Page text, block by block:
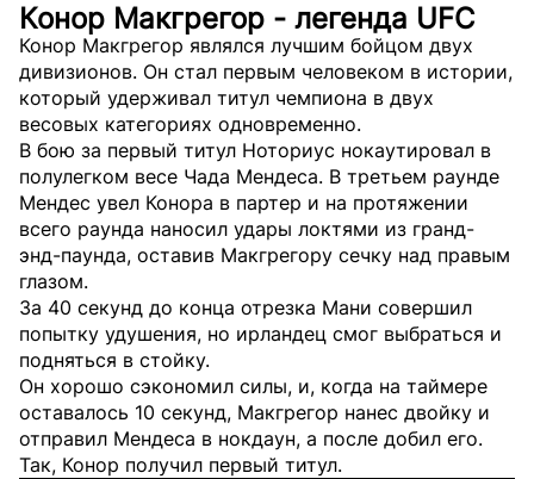
Конор Макгрегор - легенда UFC
Конор Макгрегор являлся лучшим бойцом двух
дивизионов. Он стал первым человеком в истории,
который удерживал титул чемпиона в двух
весовых категориях одновременно.
В бою за первый титул Ноториус нокаутировал в
полулегком весе Чада Мендеса. В третьем раунде
Мендес увел Конора в партер и на протяжении
всего раунда наносил удары локтями из гранд-
энд-паунда, оставив Макгрегору сечку над правым
глазом.
За 40 секунд до конца отрезка Мани совершил
попытку удушения, но ирландец смог выбраться и
подняться в стойку.
Он хорошо сэкономил силы, и, когда на таймере
оставалось 10 секунд, Макгрегор нанес двойку и
отправил Мендеса в нокдаун, а после добил его.
Так, Конор получил первый титул.